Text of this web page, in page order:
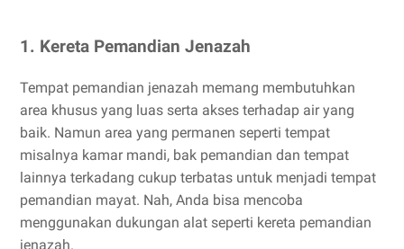
1. Kereta Pemandian Jenazah
Tempat pemandian jenazah memang membutuhkan
area khusus yang luas serta akses terhadap air yang
baik. Namun area yang permanen seperti tempat
misalnya kamar mandi, bak pemandian dan tempat
lainnya terkadang cukup terbatas untuk menjadi tempat
pemandian mayat. Nah, Anda bisa mencoba
menggunakan dukungan alat seperti kereta pemandian
jenazah.